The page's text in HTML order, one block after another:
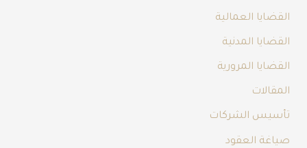
القضايا العمالية
القضايا المدنية
القضايا المرورية
المقالات
تأسيس الشركات
صياغة العقود